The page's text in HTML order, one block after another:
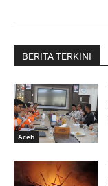
BERITA TERKINI
Aceh